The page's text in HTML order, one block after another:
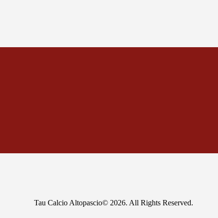
Tau Calcio Altopascio© 2026. All Rights Reserved.